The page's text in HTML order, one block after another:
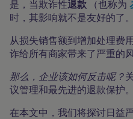
是，当欺诈性退款 （也称为
时，其影响就不是友好的了。
从损失销售额到增加处理费
诈给所有商家带来了严重的风
那么，企业该如何反击呢？
议管理和最先进的退款保护。
在本文中，我们将探讨日益